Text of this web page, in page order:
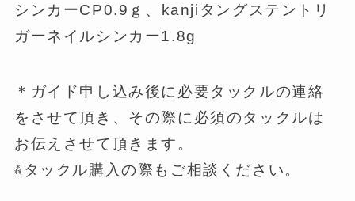
シンカーCP0.9ｇ、kanjiタングステントリ
ガーネイルシンカー1.8g
＊ガイド申し込み後に必要タックルの連絡
をさせて頂き、その際に必須のタックルは
お伝えさせて頂きます。
⁂タックル購入の際もご相談ください。